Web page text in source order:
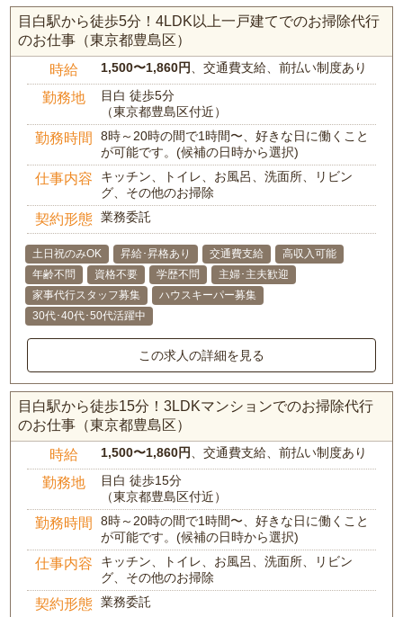
目白駅から徒歩5分！4LDK以上一戸建てでのお掃除代行
のお仕事（東京都豊島区）
時給 1,500〜1,860円 、交通費支給、前払い制度あり
勤務地
目白 徒歩5分
（東京都豊島区付近）
勤務時間
8時～20時の間で1時間〜、好きな日に働くこと
が可能です。(候補の日時から選択)
仕事内容
キッチン、トイレ、お風呂、洗面所、リビン
グ、その他のお掃除
契約形態 業務委託
土日祝のみOK 昇給･昇格あり 交通費支給
高収入可能
年齢不問
資格不要 学歴不問
主婦･主夫歓迎
家事代行スタッフ募集
ハウスキーパー募集
30代･40代･50代活躍中
この求人の詳細を見る
目白駅から徒歩15分！3LDKマンションでのお掃除代行
のお仕事（東京都豊島区）
時給 1,500〜1,860円 、交通費支給、前払い制度あり
勤務地
目白 徒歩15分
（東京都豊島区付近）
勤務時間
8時～20時の間で1時間〜、好きな日に働くこと
が可能です。(候補の日時から選択)
仕事内容
キッチン、トイレ、お風呂、洗面所、リビン
グ、その他のお掃除
契約形態 業務委託